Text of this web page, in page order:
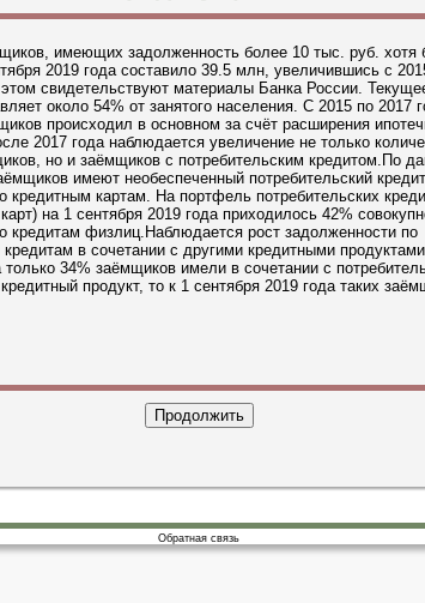
имеющих задолженность более 10 тыс. руб. хотя
2019 года составило 39.5 млн, увеличившись с
свидетельствуют материалы Банка России.
около 54% от занятого населения. С 2015 по 2017
происходил в основном за счёт расширения
2017 года наблюдается увеличение не только
но и заёмщиков с потребительским кредитом.По
имеют необеспеченный потребительский
кредитным картам. На портфель потребительских
на 1 сентября 2019 года приходилось 42%
кредитам физлиц.Наблюдается рост задолженности по
кредитам в сочетании с другими кредитными
только 34% заёмщиков имели в сочетании с
продукт, то к 1 сентября 2019 года таких
Обратная связь